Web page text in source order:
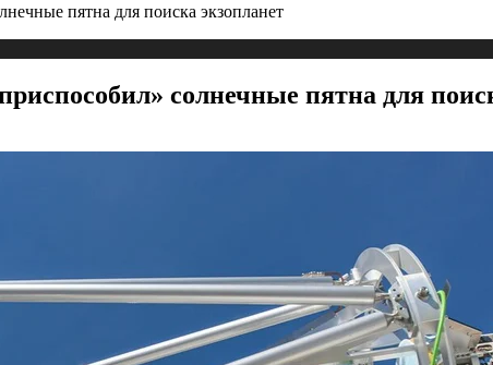
пятна для поиска экзопланет
солнечные пятна для